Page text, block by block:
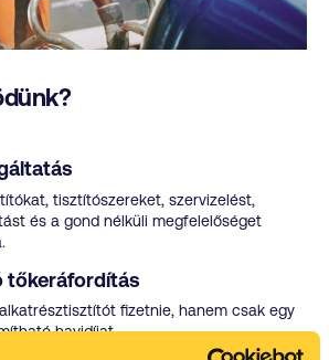
tisztítószereket, szervizelést,
és a gond nélküli megfelelőséget
tőkeráfordítás
fizetnie, hanem csak egy
havidíjat.